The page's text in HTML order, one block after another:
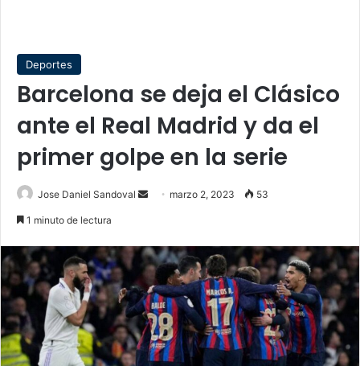
Deportes
Barcelona se deja el Clásico
ante el Real Madrid y da el
primer golpe en la serie
Jose Daniel Sandoval
Send marzo 2, 2023 53
1 minuto de lectura